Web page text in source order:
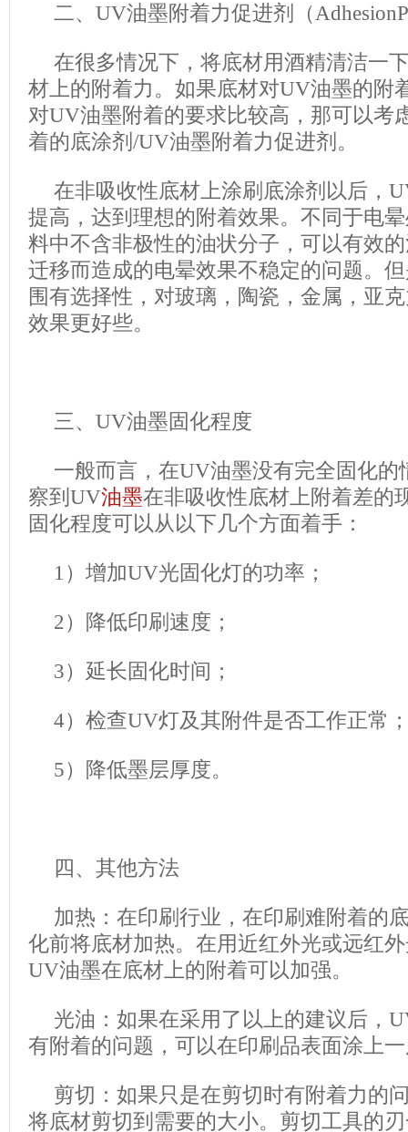
二、UV油墨附着力促进剂（
在很多情况下，将底材用酒精清洁一
材上的附着力。如果底材对UV油墨的附
对UV油墨附着的要求比较高，那可以考
着的底涂剂/UV油墨附着力促进剂。
在非吸收性底材上涂刷底涂剂以后，
提高，达到理想的附着效果。不同于电
料中不含非极性的油状分子，可以有效
迁移而造成的电晕效果不稳定的问题。
围有选择性，对玻璃，陶瓷，金属，亚
效果更好些。
三、UV油墨固化程度
一般而言，在UV油墨没有完全固化的
察到UV油墨在非吸收性底材上附着差的
固化程度可以从以下几个方面着手：
1）增加UV光固化灯的功率；
2）降低印刷速度；
3）延长固化时间；
4）检查UV灯及其附件是否工作正常
5）降低墨层厚度。
四、其他方法
加热：在印刷行业，在印刷难附着的
化前将底材加热。在用近红外光或远红
UV油墨在底材上的附着可以加强。
光油：如果在采用了以上的建议后，
有附着的问题，可以在印刷品表面涂上
剪切：如果只是在剪切时有附着力的
将底材剪切到需要的大小。剪切工具的